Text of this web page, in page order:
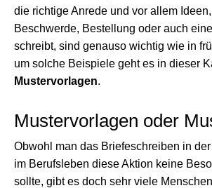
die richtige Anrede und vor allem
Beschwerde, Bestellung oder auch
schreibt, sind genauso wichtig wie in
um solche Beispiele geht es in dieser
Mustervorlagen.
Mustervorlagen oder
Obwohl man das Briefeschreiben in
im Berufsleben diese Aktion keine
sollte, gibt es doch sehr viele